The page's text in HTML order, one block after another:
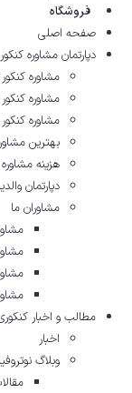
فروشگاه
صفحه اصلی
دپارتمان مشاوره کنکور
مشاوره کنکور
مشاوره کنکور
مشاوره کنکور
بهترین
هزینه مشاوره
دپارتمان
مشاوران ما
مطالب و اخبار کنکوری
اخبار
وبلاگ نوتروفیل